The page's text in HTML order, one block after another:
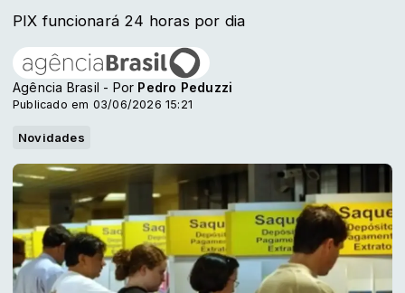
PIX funcionará 24 horas por dia
Agência Brasil - Por Pedro Peduzzi
Publicado em 03/06/2026 15:21
Novidades